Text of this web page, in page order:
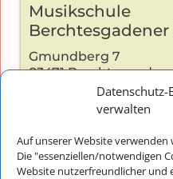
Datenschutz-
verwalten
Auf unserer Website verwenden
Die "essenziellen/notwendigen
Website nutzerfreundlicher und
Musikschule
Berchtesgadener
Gmundberg 7
83471 Berchtesgaden
Kontakt:
Telefon: +49 (0) 8652-